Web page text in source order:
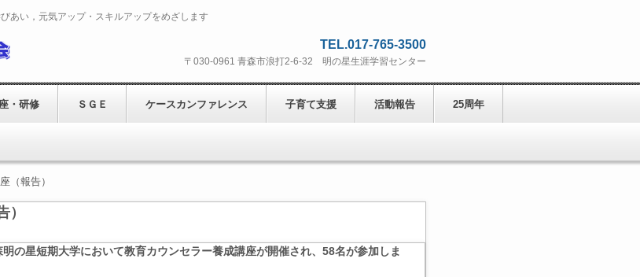
あい，元気アップ・スキルアップをめざします
TEL.017-765-3500
〒030-0961 青森市浪打2-6-32 明の星生涯学習センター
・研修 ＳＧＥ ケースカンファレンス 子育て支援 活動報告 25周年
（報告）
）
の星短期大学において教育カウンセラー養成講座が開催され、58名が参加しま